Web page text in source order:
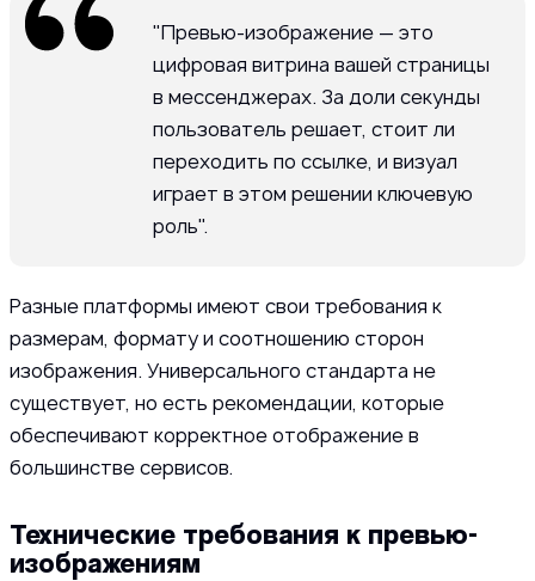
"Превью-изображение — это
цифровая витрина вашей страницы
в мессенджерах. За доли секунды
пользователь решает, стоит ли
переходить по ссылке, и визуал
играет в этом решении ключевую
роль".
Разные платформы имеют свои требования к
размерам, формату и соотношению сторон
изображения. Универсального стандарта не
существует, но есть рекомендации, которые
обеспечивают корректное отображение в
большинстве сервисов.
Технические требования к превью-
изображениям